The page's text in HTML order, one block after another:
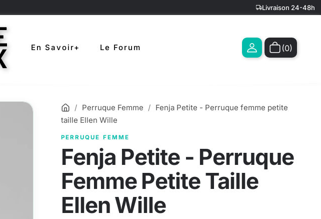
Livraison 24-48h
En Savoir+ Le Forum (0)
Accueil
Perruque Femme
Fenja Petite - Perruque femme petite
taille Ellen Wille
PERRUQUE FEMME
Fenja Petite - Perruque
Femme Petite Taille
Ellen Wille